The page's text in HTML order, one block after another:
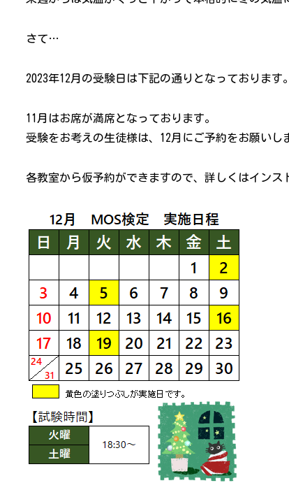
さて…
2023年12月の受験日は下記の通りとなっております。
11月はお席が満席となっております。
受験をお考えの生徒様は、12月にご予約をお願いし
各教室から仮予約ができますので、詳しくはインス